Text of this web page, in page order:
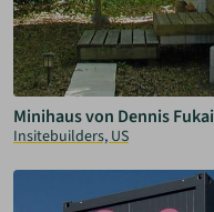
Minihaus von Dennis Fukai
Insitebuilders, US